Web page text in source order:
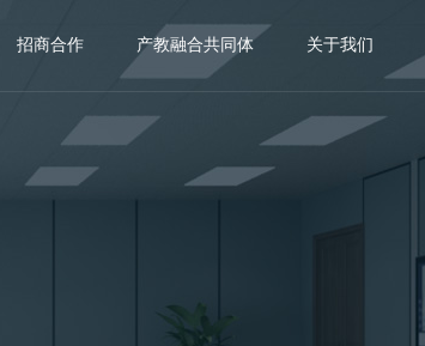
招商合作 产教融合共同体 关于我们